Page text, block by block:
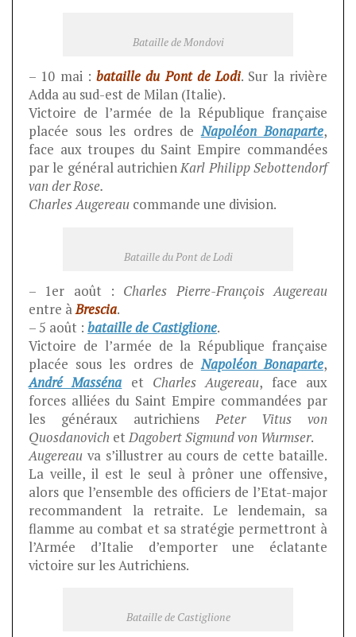
Bataille de Mondovi
– 10 mai :bataille du Pont de Lodi. Sur la rivière
Adda au sud-est de Milan (Italie).
Victoire de l’armée de la République française
placée sous les ordres deNapoléon Bonaparte,
face aux troupes du Saint Empire commandées
par le général autrichienKarl Philipp Sebottendorf
van der Rose.
Charles Augereau commande une division.
Bataille du Pont de Lodi
– 1er août : Charles Pierre-François Augereau
entre àBrescia.
– 5 août :bataille de Castiglione.
Victoire de l’armée de la République française
placée sous les ordres deNapoléon Bonaparte,
André Masséna et Charles Augereau, face aux
forces alliées du Saint Empire commandées par
les généraux autrichiensPeter Vitus von
Quosdanovich etDagobert Sigmund von Wurmser.
Augereau va s’illustrer au cours de cette bataille.
La veille, il est le seul à prôner une offensive,
alors que l’ensemble des officiers de l’Etat-major
recommandent la retraite. Le lendemain, sa
flamme au combat et sa stratégie permettront à
l’Armée d’Italie d’emporter une éclatante
victoire sur les Autrichiens.
Bataille de Castiglione